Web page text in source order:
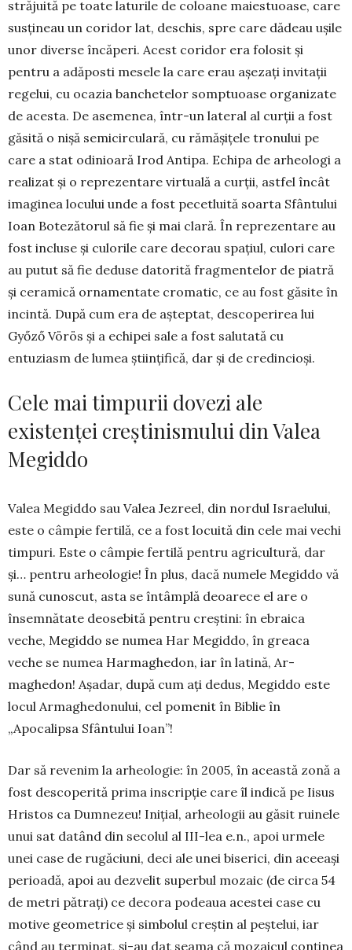
străjuită pe toate laturile de coloane maiestuoase, care
sus­ţineau un coridor lat, deschis, spre care dădeau uşile
unor diverse încăperi. Acest coridor era folosit şi
pentru a adăposti mesele la care erau aşezaţi invitaţii
regelui, cu ocazia ban­che­telor somp­tuoase orga­nizate
de a­cesta. De aseme­nea, într-un lateral al curţii a fost
găsită o nişă se­mi­cir­culară, cu rămă­şi­ţele tronului pe
care a stat odinioară Irod Antipa. Echi­pa de arheologi a
realizat şi o reprezentare virtuală a curţii, astfel încât
imaginea locului unde a fost pecetluită soarta Sfântului
Ioan Botezătorul să fie şi mai clară. În reprezentare au
fost incluse şi culorile care decorau spaţiul, culori care
au putut să fie deduse datorită fragmentelor de piatră
şi cera­mică ornamentate cromatic, ce au fost găsite în
in­cintă. După cum era de aşteptat, des­coperirea lui
Győző Vörös şi a echipei sale a fost salutată cu
entuziasm de lumea ştiinţifică, dar şi de cre­din­cioşi.
Cele mai timpurii dovezi ale
existenței creștinismului din Valea
Megiddo
Valea Megiddo sau Valea Jezreel, din nordul Israelului,
este o câmpie fer­tilă, ce a fost locuită din cele mai vechi
timpuri. Este o câmpie fertilă pentru agricultură, dar
şi… pentru arheologie! În plus, dacă numele Megiddo vă
sună cunoscut, asta se întâmplă deoarece el are o
însemnătate deosebită pentru creş­tini: în ebrai­ca
veche, Megiddo se numea Har Me­giddo, în grea­ca
veche se numea Harmaghedon, iar în latină, Ar­
maghedon! Aşadar, după cum aţi dedus, Megiddo este
locul Armaghedonului, cel pomenit în Biblie în
„Apocalipsa Sfântului Ioan”!
Dar să revenim la arheologie: în 2005, în această zonă a
fost descoperită prima inscripţie care îl indică pe Iisus
Hristos ca Dumnezeu! Iniţial, arheologii au găsit ruinele
unui sat datând din secolul al III-lea e.n., apoi urmele
unei case de rugăciuni, deci ale unei biserici, din aceeaşi
perioadă, apoi au dezvelit su­per­bul mozaic (de circa 54
de metri pătraţi) ce decora podeaua acestei case cu
motive geometrice şi sim­bolul creştin al peştelui, iar
când au terminat, şi-au dat seama că mozaicul conţinea